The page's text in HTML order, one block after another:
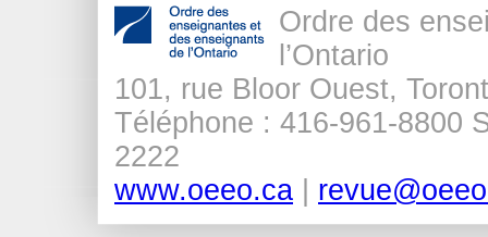
Ordre des
l’Ontario
101, rue Bloor Ouest,
Téléphone : 416-961-8800
2222
www.oeeo.ca